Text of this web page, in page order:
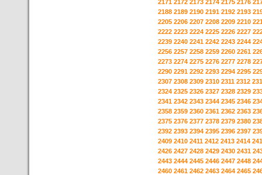
2171 2172 2173 2174 2175 2176
2188 2189 2190 2191 2192 2193
2205 2206 2207 2208 2209 2210
2222 2223 2224 2225 2226 2227
2239 2240 2241 2242 2243 2244
2256 2257 2258 2259 2260 2261
2273 2274 2275 2276 2277 2278
2290 2291 2292 2293 2294 2295
2307 2308 2309 2310 2311 2312
2324 2325 2326 2327 2328 2329
2341 2342 2343 2344 2345 2346
2358 2359 2360 2361 2362 2363
2375 2376 2377 2378 2379 2380
2392 2393 2394 2395 2396 2397
2409 2410 2411 2412 2413 2414
2426 2427 2428 2429 2430 2431
2443 2444 2445 2446 2447 2448
2460 2461 2462 2463 2464 2465